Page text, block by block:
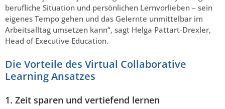
berufliche Situation und persönlichen Lernvorlieben – sein
eigenes Tempo gehen und das Gelernte unmittelbar im
Arbeitsalltag umsetzen kann“, sagt Helga Pattart-Drexler,
Head of Executive Education.
Die Vorteile des Virtual Collaborative
Learning Ansatzes
1. Zeit sparen und vertiefend lernen